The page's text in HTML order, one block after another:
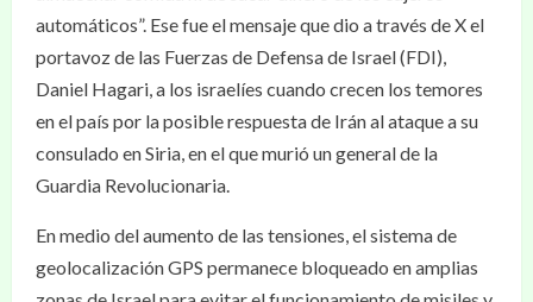
automáticos”. Ese fue el mensaje que dio a través de X el
portavoz de las Fuerzas de Defensa de Israel (FDI),
Daniel Hagari, a los israelíes cuando crecen los temores
en el país por la posible respuesta de Irán al ataque a su
consulado en Siria, en el que murió un general de la
Guardia Revolucionaria.
En medio del aumento de las tensiones, el sistema de
geolocalización GPS permanece bloqueado en amplias